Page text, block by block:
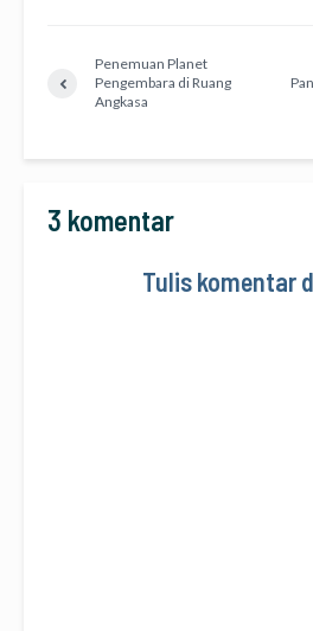
Penemuan Planet
Pengembara di Ruang
Angkasa
3 komentar
Tulis komentar